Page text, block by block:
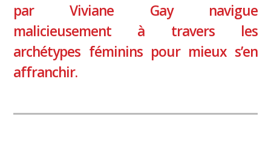
par Viviane Gay navigue
malicieusement à travers les
archétypes féminins pour mieux s’en
affranchir.